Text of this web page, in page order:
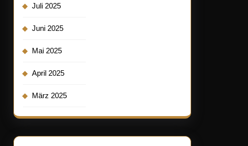
Juli 2025
Juni 2025
Mai 2025
April 2025
März 2025